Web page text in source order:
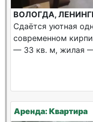
ВОЛОГДА,
Сдаётся уютная
современном
— 33 кв. м, жилая —
Аренда: Квартира